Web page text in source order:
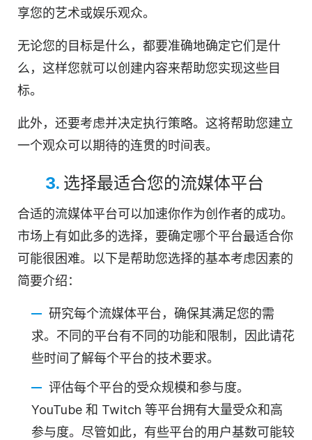
享您的艺术或娱乐观众。
无论您的目标是什么，都要准确地确定它们是什
么，这样您就可以创建内容来帮助您实现这些目
标。
此外，还要考虑并决定执行策略。这将帮助您建立
一个观众可以期待的连贯的时间表。
3. 选择最适合您的流媒体平台
合适的流媒体平台可以加速你作为创作者的成功。
市场上有如此多的选择，要确定哪个平台最适合你
可能很困难。以下是帮助您选择的基本考虑因素的
简要介绍：
研究每个流媒体平台，确保其满足您的需
求。不同的平台有不同的功能和限制，因此请花
些时间了解每个平台的技术要求。
评估每个平台的受众规模和参与度。
YouTube 和 Twitch 等平台拥有大量受众和高
参与度。尽管如此，有些平台的用户基数可能较